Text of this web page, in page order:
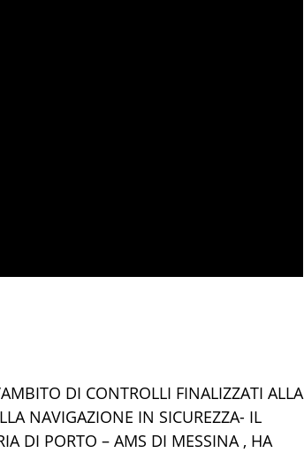
DI CONTROLLI FINALIZZATI ALLA
NAVIGAZIONE IN SICUREZZA- IL
DI PORTO – AMS DI MESSINA , HA